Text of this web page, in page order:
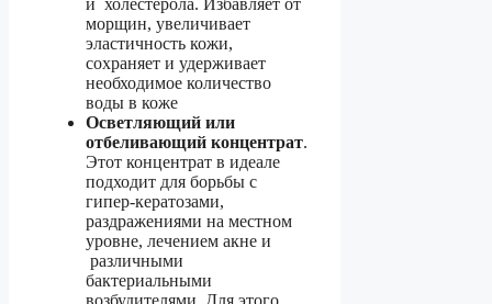
и холестерола. Избавляет от
морщин, увеличивает
эластичность кожи,
сохраняет и удерживает
необходимое количество
воды в коже
Осветляющий или
отбеливающий концентрат.
Этот концентрат в идеале
подходит для борьбы с
гипер-кератозами,
раздражениями на местном
уровне, лечением акне и
различными
бактериальными